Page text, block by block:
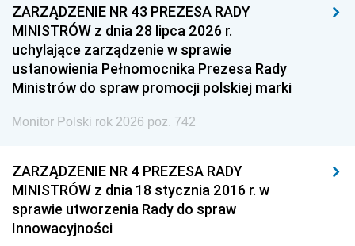
ZARZĄDZENIE NR 43 PREZESA RADY
MINISTRÓW z dnia 28 lipca 2026 r.
uchylające zarządzenie w sprawie
ustanowienia Pełnomocnika Prezesa Rady
Ministrów do spraw promocji polskiej marki
Monitor Polski rok 2026 poz. 742
ZARZĄDZENIE NR 4 PREZESA RADY
MINISTRÓW z dnia 18 stycznia 2016 r. w
sprawie utworzenia Rady do spraw
Innowacyjności